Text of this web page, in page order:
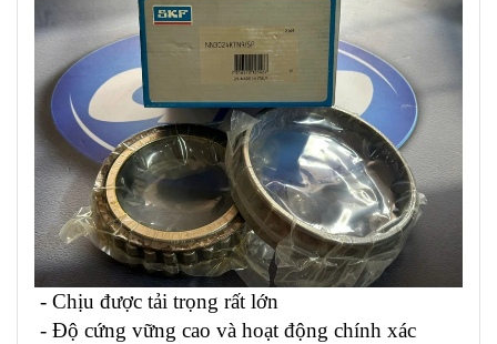
- Chịu được tải trọng rất lớn
- Độ cứng vững cao và hoạt động chính xác